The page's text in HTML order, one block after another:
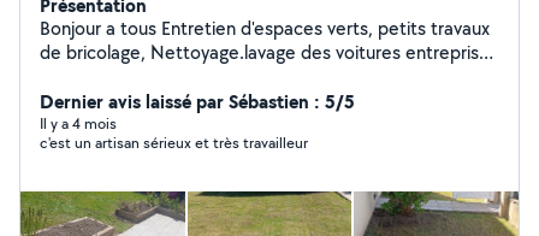
Bonjour a tous Entretien d'espaces verts, petits travaux
de bricolage, Nettoyage.lavage des voitures entreprise
professionnelle Responsabilité civile. Merci pour votre
confiance
Dernier avis laissé par Sébastien : 5/5
Il y a 4 mois
c'est un artisan sérieux et très travailleur